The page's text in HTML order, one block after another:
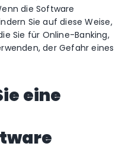
die Software
Sie auf diese Weise,
Sie für Online-Banking,
der Gefahr eines
eine